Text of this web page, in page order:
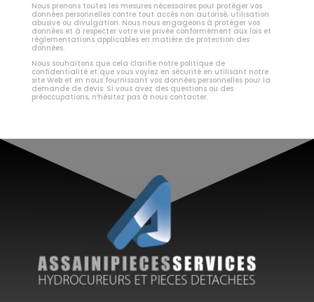
Nous prenons toutes les mesures nécessaires pour protéger vos
données personnelles contre tout accès non autorisé, utilisation
abusive ou divulgation. Nous nous engageons à protéger vos
données et à respecter votre vie privée conformément aux lois et
réglementations applicables en matière de protection des
données.
Nous souhaitons que cela clarifie notre politique de
confidentialité et que vous voyiez en sécurité en utilisant notre
site Web et en nous fournissant vos données personnelles pour la
demande de devis. Si vous avez des questions ou des
préoccupations, n’hésitez pas à nous contacter.